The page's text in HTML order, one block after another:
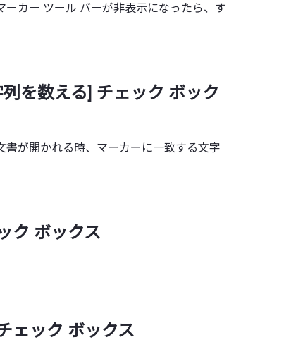
カー ツール バーが非表示になったら、す
を数える] チェック ボック
書が開かれる時、マーカーに一致する文字
ク ボックス
ェック ボックス